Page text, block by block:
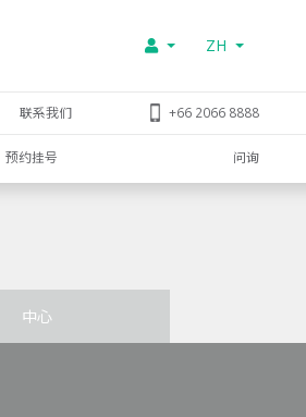
ZH
联系我们 +66 2066 8888
预约挂号 问询
中心